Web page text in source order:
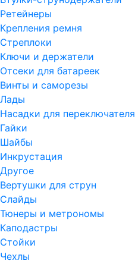
Ретейнеры
Крепления ремня
Стреплоки
Ключи и держатели
Отсеки для батареек
Винты и саморезы
Лады
Насадки для переключателя
Гайки
Шайбы
Инкрустация
Другое
Вертушки для струн
Слайды
Тюнеры и метрономы
Каподастры
Стойки
Чехлы